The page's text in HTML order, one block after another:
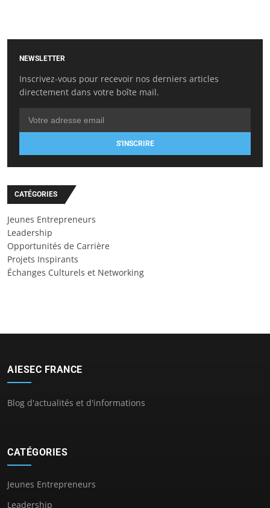
NEWSLETTER
Inscrivez-vous pour recevoir nos derniers articles
directement dans votre boîte mail.
S'INSCRIRE
CATÉGORIES
Jeunes Entrepreneurs
Leadership
Opportunités de Carrière
Projets Inspirants
Échanges Culturels et Networking
AIESEC FRANCE
Blog d'actualités et d'informations
CATÉGORIES
Jeunes Entrepreneurs
Leadership